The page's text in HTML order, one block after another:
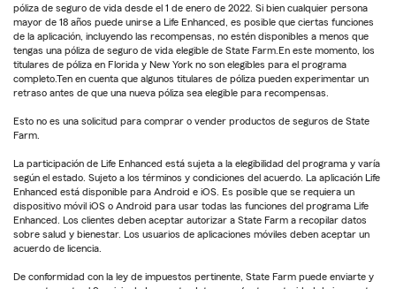
póliza de seguro de vida desde el 1 de enero de 2022. Si bien cualquier persona
mayor de 18 años puede unirse a Life Enhanced, es posible que ciertas funciones
de la aplicación, incluyendo las recompensas, no estén disponibles a menos que
tengas una póliza de seguro de vida elegible de State Farm.En este momento, los
titulares de póliza en Florida y New York no son elegibles para el programa
completo.Ten en cuenta que algunos titulares de póliza pueden experimentar un
retraso antes de que una nueva póliza sea elegible para recompensas.
Esto no es una solicitud para comprar o vender productos de seguros de State
Farm.
La participación de Life Enhanced está sujeta a la elegibilidad del programa y varía
según el estado. Sujeto a los términos y condiciones del acuerdo. La aplicación Life
Enhanced está disponible para Android e iOS. Es posible que se requiera un
dispositivo móvil iOS o Android para usar todas las funciones del programa Life
Enhanced. Los clientes deben aceptar autorizar a State Farm a recopilar datos
sobre salud y bienestar. Los usuarios de aplicaciones móviles deben aceptar un
acuerdo de licencia.
De conformidad con la ley de impuestos pertinente, State Farm puede enviarte y